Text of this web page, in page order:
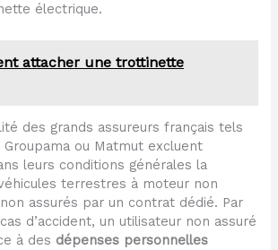
électrique.
attacher une trottinette
des grands assureurs français tels
Groupama ou Matmut excluent
leurs conditions générales la
terrestres à moteur non
assurés par un contrat dédié. Par
d’accident, un utilisateur non assuré
à des dépenses personnelles